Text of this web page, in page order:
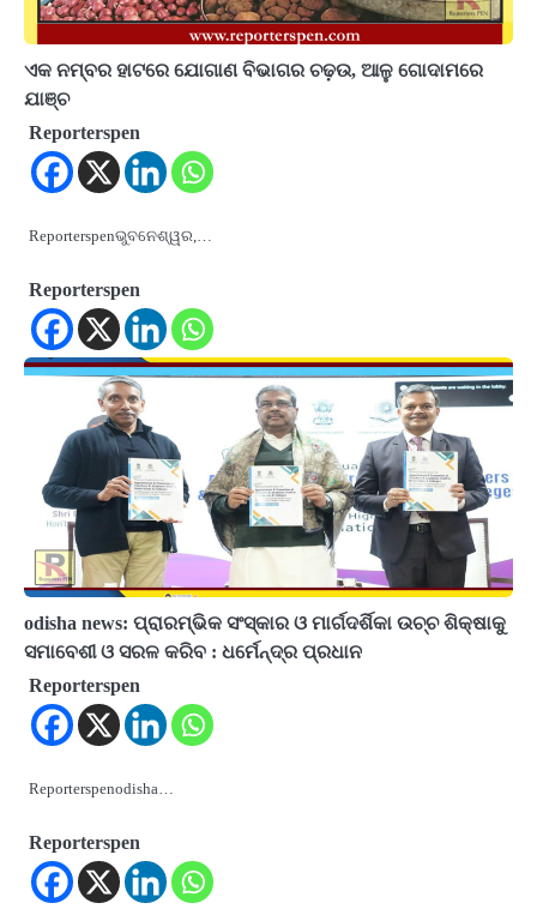
ଏକ ନମ୍ବର ହାଟରେ ଯୋଗାଣ ବିଭାଗର ଚଢ଼ଉ, ଆଳୁ ଗୋଦାମରେ
ଯାଞ୍ଚ
Reporterspen
Reporterspenଭୁବନେଶ୍ୱର,…
Reporterspen
odisha news: ପ୍ରାରମ୍ଭିକ ସଂସ୍କାର ଓ ମାର୍ଗଦର୍ଶିକା ଉଚ୍ଚ ଶିକ୍ଷାକୁ
ସମାବେଶୀ ଓ ସରଳ କରିବ : ଧର୍ମେନ୍ଦ୍ର ପ୍ରଧାନ
Reporterspen
Reporterspenodisha…
Reporterspen